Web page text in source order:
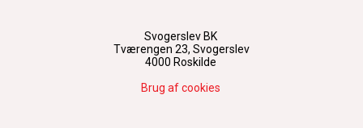
Svogerslev BK
Tværengen 23, Svogerslev
4000 Roskilde
Brug af cookies